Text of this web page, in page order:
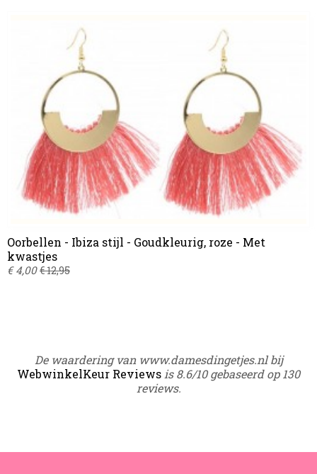
Oorbellen - Ibiza stijl - Goudkleurig, roze - Met
kwastjes
€ 4,00 € 12,95
De waardering van www.damesdingetjes.nl bij
WebwinkelKeur Reviews is 8.6/10 gebaseerd op 130
reviews.